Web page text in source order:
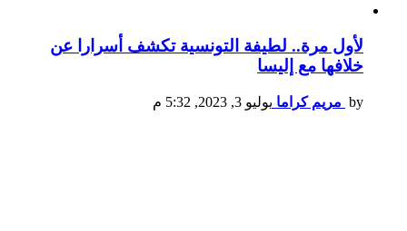
لأول مرة.. لطيفة التونسية تكشف أسرارا عن
خلافها مع إليسا
by مريم كراما يوليو 3, 2023, 5:32 م